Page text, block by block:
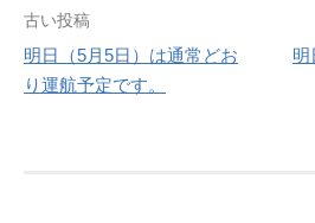
投
稿
古い投稿
明日（5月5日）は通常どお
り運航予定です。
明